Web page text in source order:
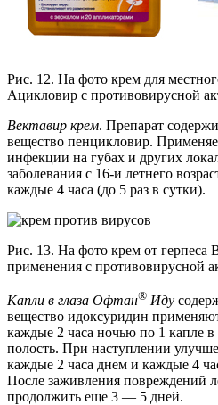
Рис. 12. На фото крем для
Ацикловир с противовирусной
Вектавир крем. Препарат
вещество пенцикловир.
инфекции на губах и других
заболевания с 16-и летнего
каждые 4 часа (до 5 раз в сутки).
Рис. 13. На фото крем от герпеса
применения с противовирусной
Капли в глаза Офтан® Иду
вещество идоксуридин
каждые 2 часа ночью по 1 капле
полость. При наступлении
каждые 2 часа днем и каждые 4
После заживления повреждений
продолжить еще 3 — 5 дней.